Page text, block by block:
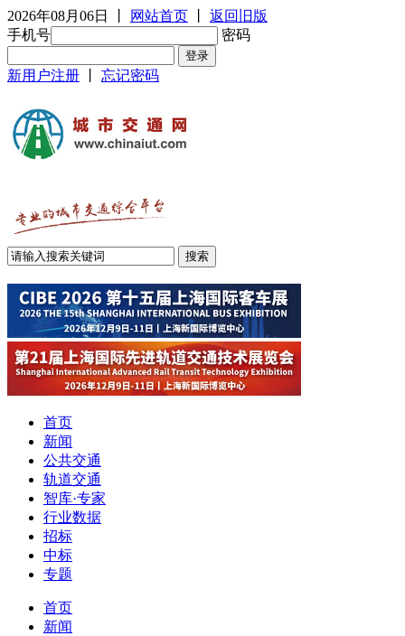
2026年08月06日 网站首页
返回旧版
手机号
密码
新用户注册 忘记密码
首页
新闻
公共交通
轨道交通
智库·专家
行业数据
招标
中标
专题
首页
新闻